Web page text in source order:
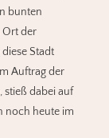
bunten
Ort der
Stadt
Auftrag der
stieß dabei auf
noch heute im